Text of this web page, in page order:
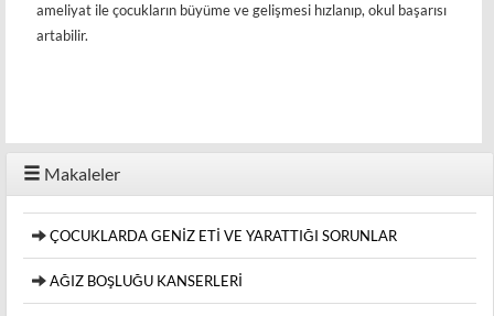
ameliyat ile çocukların büyüme ve gelişmesi hızlanıp, okul başarısı
artabilir.
Makaleler
ÇOCUKLARDA GENİZ ETİ VE YARATTIĞI SORUNLAR
AĞIZ BOŞLUĞU KANSERLERİ